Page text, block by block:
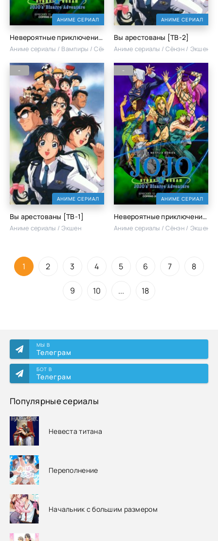
МЫ В
Телеграм
БОТ В
Телеграм
Популярные сериалы
Невеста титана
Переполнение
Начальник с большим размером
АНИМЕ СЕРИАЛ
Невероятные приключения Джоджо [ТВ-1]
Аниме сериалы / Вампиры / Сёнэн / Экшен
АНИМЕ СЕРИАЛ
Вы арестованы [ТВ-2]
Аниме сериалы / Сёнэн / Экшен
АНИМЕ СЕРИАЛ
-
Вы арестованы [ТВ-1]
Аниме сериалы / Экшен
АНИМЕ СЕРИАЛ
-
Невероятные приключения Джоджо [ТВ-5, часть 2]
Аниме сериалы / Сёнэн / Экшен
1 2 3 4 5 6 7 8
9 10 ... 18